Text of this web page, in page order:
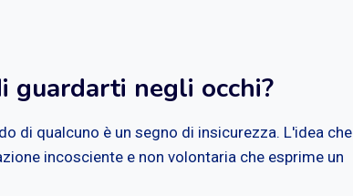
guardarti negli occhi?
di qualcuno è un segno di insicurezza. L'idea che
incosciente e non volontaria che esprime un